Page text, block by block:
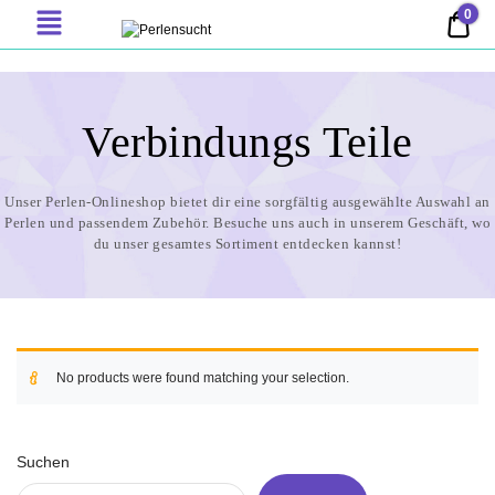
PERLENSUCHT
0
Verbindungs Teile
No products were found matching your selection.
Suchen